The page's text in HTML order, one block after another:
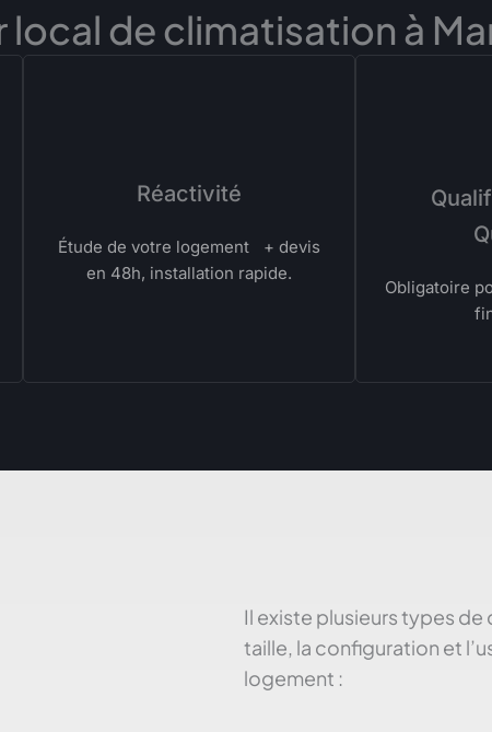
local de climatisation à
Réactivité
Étude de votre logement + devis
en 48h, installation rapide.
Obligatoire
Il existe plusieurs types de
taille, la configuration et
logement :